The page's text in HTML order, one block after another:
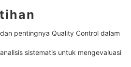
pentingnya Quality Control dalam
sistematis untuk mengevaluasi